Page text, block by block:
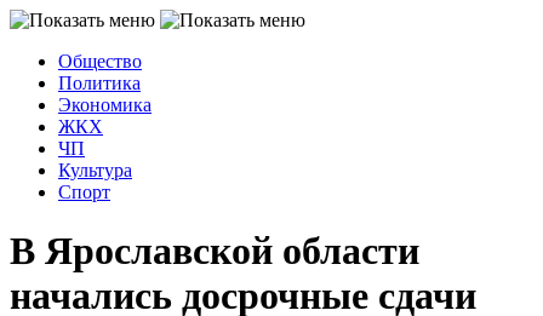
Общество
Политика
Экономика
ЖКХ
ЧП
Культура
Спорт
В Ярославской области
начались досрочные сдачи